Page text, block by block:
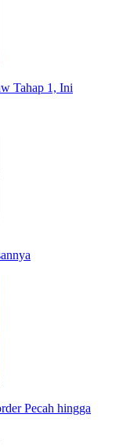
Tahap 1, Ini
Pecah hingga